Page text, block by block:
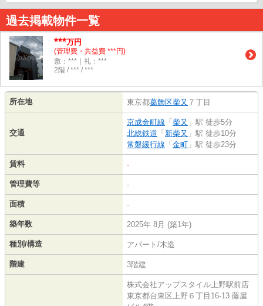
過去掲載物件一覧
***万円
(管理費・共益費 ***円)
敷：***｜礼：***
2階 / *** / ***
所在地 東京都葛飾区柴又 ７丁目
交通
京成金町線 「 柴又 」駅 徒歩5分
北総鉄道 「 新柴又 」駅 徒歩10分
常磐緩行線 「 金町 」駅 徒歩23分
賃料 -
管理費等 -
面積 -
築年数 2025年 8月 (築1年)
種別/構造 アパート/木造
階建 3階建
株式会社アップスタイル上野駅前店
東京都台東区上野６丁目16-13 藤屋